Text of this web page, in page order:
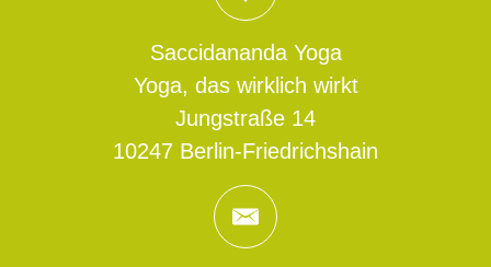
Saccidananda Yoga
Yoga, das wirklich wirkt
Jungstraße 14
10247 Berlin-Friedrichshain